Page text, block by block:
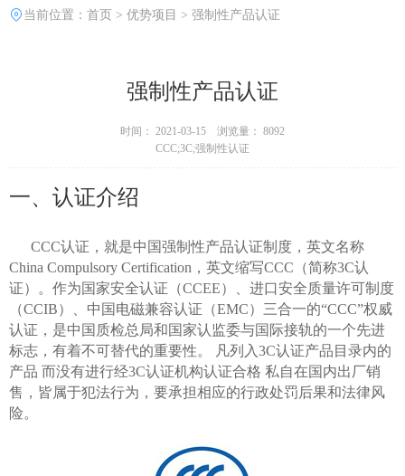
当前位置： 首页 > 优势项目 > 强制性产品认证
强制性产品认证
时间： 2021-03-15 浏览量： 8092
CCC;3C;强制性认证
一、认证介绍
CCC认证，就是中国强制性产品认证制度，英文名称
China Compulsory Certification，英文缩写CCC（简称3C认
证）。作为国家安全认证（CCEE）、进口安全质量许可制度
（CCIB）、中国电磁兼容认证（EMC）三合一的“CCC”权威
认证，是中国质检总局和国家认监委与国际接轨的一个先进
标志，有着不可替代的重要性。 凡列入3C认证产品目录内的
产品 而没有进行经3C认证机构认证合格 私自在国内出厂销
售，皆属于犯法行为，要承担相应的行政处罚后果和法律风
险。